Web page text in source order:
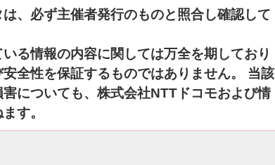
、必ず主催者発行のものと照合し確認して
る情報の内容に関しては万全を期しており
全性を保証するものではありません。 当該
についても、株式会社NTTドコモおよび情
す。